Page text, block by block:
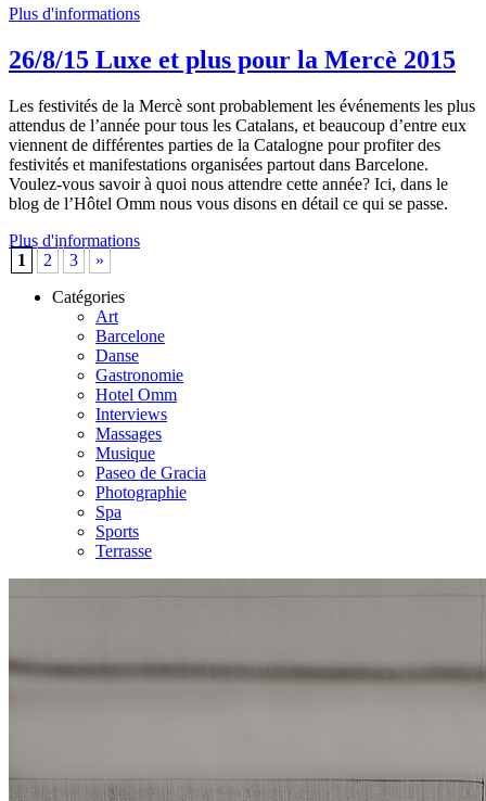
Plus d'informations
26/8/15 Luxe et plus pour la Mercè 2015
Les festivités de la Mercè sont probablement les événements les plus
attendus de l’année pour tous les Catalans, et beaucoup d’entre eux
viennent de différentes parties de la Catalogne pour profiter des
festivités et manifestations organisées partout dans Barcelone.
Voulez-vous savoir à quoi nous attendre cette année? Ici, dans le
blog de l’Hôtel Omm nous vous disons en détail ce qui se passe.
Plus d'informations
1
2 3
»
Catégories
Art
Barcelone
Danse
Gastronomie
Hotel Omm
Interviews
Massages
Musique
Paseo de Gracia
Photographie
Spa
Sports
Terrasse